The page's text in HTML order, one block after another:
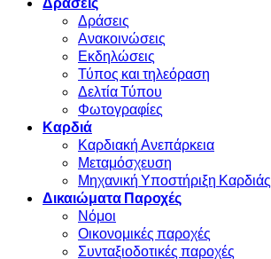
Δράσεις
Ανακοινώσεις
Εκδηλώσεις
Τύπος και τηλεόραση
Δελτία Τύπου
Φωτογραφίες
Καρδιά
Καρδιακή Ανεπάρκεια
Μεταμόσχευση
Μηχανική Υποστήριξη Καρδιάς
Δικαιώματα Παροχές
Νόμοι
Οικονομικές παροχές
Συνταξιοδοτικές παροχές